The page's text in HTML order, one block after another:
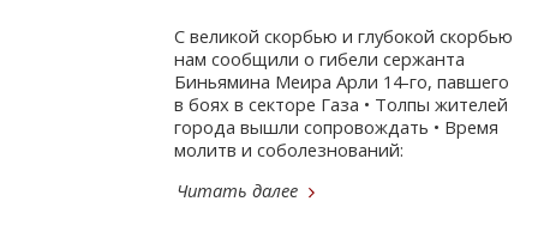
С великой скорбью и глубокой скорбью
нам сообщили о гибели сержанта
Биньямина Меира Арли 14-го, павшего
в боях в секторе Газа • Толпы жителей
города вышли сопровождать • Время
молитв и соболезнований:
Читать далее